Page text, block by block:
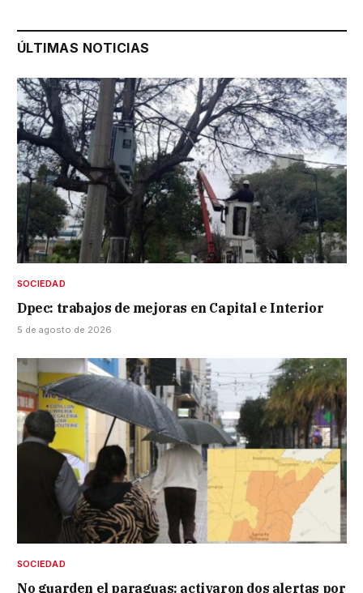
ÚLTIMAS NOTICIAS
SOCIEDAD
Dpec: trabajos de mejoras en Capital e Interior
5 de agosto de 2026
SOCIEDAD
No guarden el paraguas: activaron dos alertas por